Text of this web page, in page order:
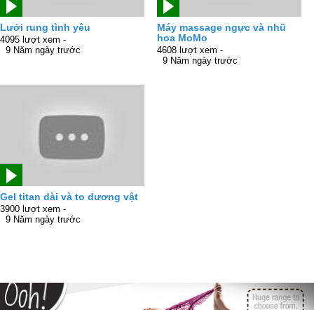
Lưởi rung tình yêu
4095 lượt xem -
9 Năm ngày trước
Máy massage ngực và nhũ
hoa MoMo
4608 lượt xem -
9 Năm ngày trước
Gel titan dài và to dương vật
3900 lượt xem -
9 Năm ngày trước